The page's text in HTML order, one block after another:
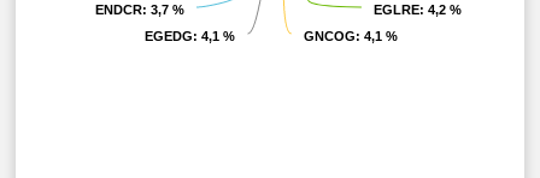
EGLRE: 4,2 %
EGLRE: 4,2 %
GNCOG: 4,1 %
GNCOG: 4,1 %
EGEDG: 4,1 %
EGEDG: 4,1 %
ENDCR: 3,7 %
ENDCR: 3,7 %